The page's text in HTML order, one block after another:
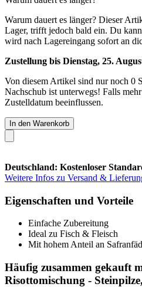
Warum dauert es länger? Dieser
Lager, trifft jedoch bald ein. Du
wird nach Lagereingang sofort an
Zustellung bis Dienstag, 25.
Von diesem Artikel sind nur noch 0
Nachschub ist unterwegs! Falls
Zustelldatum beeinflussen.
In den Warenkorb
Deutschland: Kostenloser
Weitere Infos zu Versand &
Eigenschaften und Vorteile
Einfache Zubereitung
Ideal zu Fisch & Fleisch
Mit hohem Anteil an
Häufig zusammen gekauft
Risottomischung -